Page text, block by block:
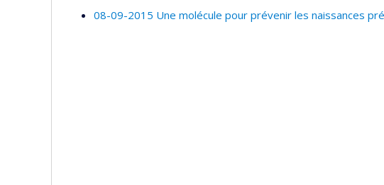
08-09-2015 Une molécule pour prévenir les naissances